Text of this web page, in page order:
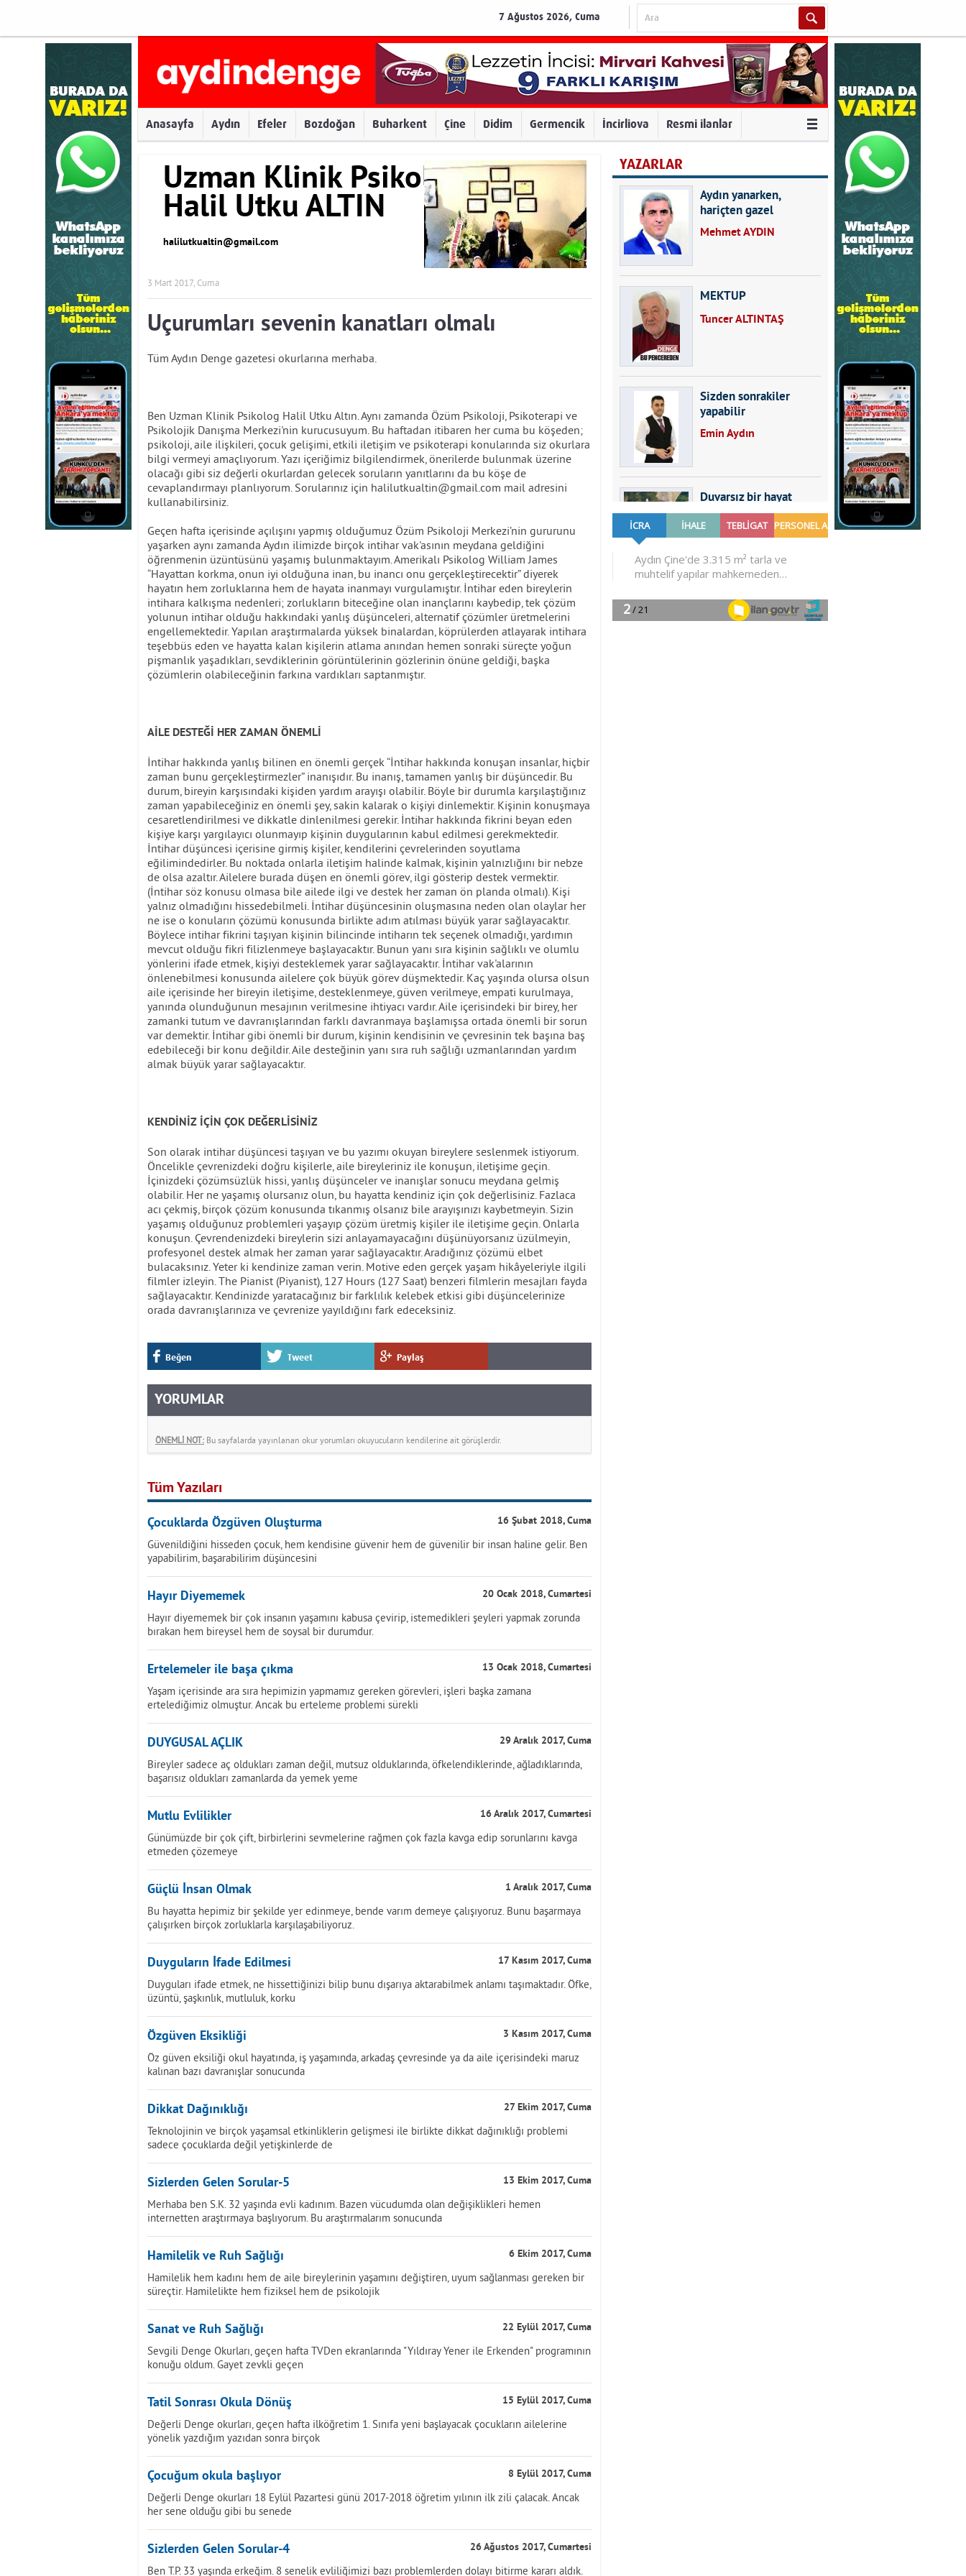
7 Ağustos 2026, Cuma
Anasayfa Aydın Efeler Bozdoğan Buharkent Çine Didim Germencik İncirliova Resmi ilanlar
Uzman Klinik Psikolog
Halil Utku ALTIN
halilutkualtin@gmail.com
3 Mart 2017, Cuma
Uçurumları sevenin kanatları olmalı
Tüm Aydın Denge gazetesi okurlarına merhaba.
Ben Uzman Klinik Psikolog Halil Utku Altın. Aynı zamanda Özüm Psikoloji, Psikoterapi ve
Psikolojik Danışma Merkezi'nin kurucusuyum. Bu haftadan itibaren her cuma bu köşeden;
psikoloji, aile ilişkileri, çocuk gelişimi, etkili iletişim ve psikoterapi konularında siz okurlara
bilgi vermeyi amaçlıyorum. Yazı içeriğimiz bilgilendirmek, önerilerde bulunmak üzerine
olacağı gibi siz değerli okurlardan gelecek soruların yanıtlarını da bu köşe de
cevaplandırmayı planlıyorum. Sorularınız için halilutkualtin@gmail.com mail adresini
kullanabilirsiniz.
Geçen hafta içerisinde açılışını yapmış olduğumuz Özüm Psikoloji Merkezi’nin gururunu
yaşarken aynı zamanda Aydın ilimizde birçok intihar vak'asının meydana geldiğini
öğrenmenin üzüntüsünü yaşamış bulunmaktayım. Amerikalı Psikolog William James
“Hayattan korkma, onun iyi olduğuna inan, bu inancı onu gerçekleştirecektir” diyerek
hayatın hem zorluklarına hem de hayata inanmayı vurgulamıştır. İntihar eden bireylerin
intihara kalkışma nedenleri; zorlukların biteceğine olan inançlarını kaybedip, tek çözüm
yolunun intihar olduğu hakkındaki yanlış düşünceleri, alternatif çözümler üretmelerini
engellemektedir. Yapılan araştırmalarda yüksek binalardan, köprülerden atlayarak intihara
teşebbüs eden ve hayatta kalan kişilerin atlama anından hemen sonraki süreçte yoğun
pişmanlık yaşadıkları, sevdiklerinin görüntülerinin gözlerinin önüne geldiği, başka
çözümlerin olabileceğinin farkına vardıkları saptanmıştır.
AİLE DESTEĞİ HER ZAMAN ÖNEMLİ
İntihar hakkında yanlış bilinen en önemli gerçek “İntihar hakkında konuşan insanlar, hiçbir
zaman bunu gerçekleştirmezler” inanışıdır. Bu inanış, tamamen yanlış bir düşüncedir. Bu
durum, bireyin karşısındaki kişiden yardım arayışı olabilir. Böyle bir durumla karşılaştığınız
zaman yapabileceğiniz en önemli şey, sakin kalarak o kişiyi dinlemektir. Kişinin konuşmaya
cesaretlendirilmesi ve dikkatle dinlenilmesi gerekir. İntihar hakkında fikrini beyan eden
kişiye karşı yargılayıcı olunmayıp kişinin duygularının kabul edilmesi gerekmektedir.
İntihar düşüncesi içerisine girmiş kişiler, kendilerini çevrelerinden soyutlama
eğilimindedirler. Bu noktada onlarla iletişim halinde kalmak, kişinin yalnızlığını bir nebze
de olsa azaltır. Ailelere burada düşen en önemli görev, ilgi gösterip destek vermektir.
(İntihar söz konusu olmasa bile ailede ilgi ve destek her zaman ön planda olmalı). Kişi
yalnız olmadığını hissedebilmeli. İntihar düşüncesinin oluşmasına neden olan olaylar her
ne ise o konuların çözümü konusunda birlikte adım atılması büyük yarar sağlayacaktır.
Böylece intihar fikrini taşıyan kişinin bilincinde intiharın tek seçenek olmadığı, yardımın
mevcut olduğu fikri filizlenmeye başlayacaktır. Bunun yanı sıra kişinin sağlıklı ve olumlu
yönlerini ifade etmek, kişiyi desteklemek yarar sağlayacaktır. İntihar vak'alarının
önlenebilmesi konusunda ailelere çok büyük görev düşmektedir. Kaç yaşında olursa olsun
aile içerisinde her bireyin iletişime, desteklenmeye, güven verilmeye, empati kurulmaya,
yanında olunduğunun mesajının verilmesine ihtiyacı vardır. Aile içerisindeki bir birey, her
zamanki tutum ve davranışlarından farklı davranmaya başlamışsa ortada önemli bir sorun
var demektir. İntihar gibi önemli bir durum, kişinin kendisinin ve çevresinin tek başına baş
edebileceği bir konu değildir. Aile desteğinin yanı sıra ruh sağlığı uzmanlarından yardım
almak büyük yarar sağlayacaktır.
KENDİNİZ İÇİN ÇOK DEĞERLİSİNİZ
Son olarak intihar düşüncesi taşıyan ve bu yazımı okuyan bireylere seslenmek istiyorum.
Öncelikle çevrenizdeki doğru kişilerle, aile bireyleriniz ile konuşun, iletişime geçin.
İçinizdeki çözümsüzlük hissi, yanlış düşünceler ve inanışlar sonucu meydana gelmiş
olabilir. Her ne yaşamış olursanız olun, bu hayatta kendiniz için çok değerlisiniz. Fazlaca
acı çekmiş, birçok çözüm konusunda tıkanmış olsanız bile arayışınızı kaybetmeyin. Sizin
yaşamış olduğunuz problemleri yaşayıp çözüm üretmiş kişiler ile iletişime geçin. Onlarla
konuşun. Çevrendenizdeki bireylerin sizi anlayamayacağını düşünüyorsanız üzülmeyin,
profesyonel destek almak her zaman yarar sağlayacaktır. Aradığınız çözümü elbet
bulacaksınız. Yeter ki kendinize zaman verin. Motive eden gerçek yaşam hikâyeleriyle ilgili
filmler izleyin. The Pianist (Piyanist), 127 Hours (127 Saat) benzeri filmlerin mesajları fayda
sağlayacaktır. Kendinizde yaratacağınız bir farklılık kelebek etkisi gibi düşüncelerinize
orada davranışlarınıza ve çevrenize yayıldığını fark edeceksiniz.
Beğen Tweet Paylaş
YORUMLAR
ÖNEMLİ NOT: Bu sayfalarda yayınlanan okur yorumları okuyucuların kendilerine ait görüşlerdir.
Tüm Yazıları
Çocuklarda Özgüven Oluşturma 16 Şubat 2018, Cuma
Güvenildiğini hisseden çocuk, hem kendisine güvenir hem de güvenilir bir insan haline gelir. Ben
yapabilirim, başarabilirim düşüncesini
Hayır Diyememek 20 Ocak 2018, Cumartesi
Hayır diyememek bir çok insanın yaşamını kabusa çevirip, istemedikleri şeyleri yapmak zorunda
bırakan hem bireysel hem de soysal bir durumdur.
Ertelemeler ile başa çıkma 13 Ocak 2018, Cumartesi
Yaşam içerisinde ara sıra hepimizin yapmamız gereken görevleri, işleri başka zamana
ertelediğimiz olmuştur. Ancak bu erteleme problemi sürekli
DUYGUSAL AÇLIK 29 Aralık 2017, Cuma
Bireyler sadece aç oldukları zaman değil, mutsuz olduklarında, öfkelendiklerinde, ağladıklarında,
başarısız oldukları zamanlarda da yemek yeme
Mutlu Evlilikler 16 Aralık 2017, Cumartesi
Günümüzde bir çok çift, birbirlerini sevmelerine rağmen çok fazla kavga edip sorunlarını kavga
etmeden çözemeye
Güçlü İnsan Olmak 1 Aralık 2017, Cuma
Bu hayatta hepimiz bir şekilde yer edinmeye, bende varım demeye çalışıyoruz. Bunu başarmaya
çalışırken birçok zorluklarla karşılaşabiliyoruz.
Duyguların İfade Edilmesi 17 Kasım 2017, Cuma
Duyguları ifade etmek, ne hissettiğinizi bilip bunu dışarıya aktarabilmek anlamı taşımaktadır. Öfke,
üzüntü, şaşkınlık, mutluluk, korku
Özgüven Eksikliği 3 Kasım 2017, Cuma
Öz güven eksiliği okul hayatında, iş yaşamında, arkadaş çevresinde ya da aile içerisindeki maruz
kalınan bazı davranışlar sonucunda
Dikkat Dağınıklığı 27 Ekim 2017, Cuma
Teknolojinin ve birçok yaşamsal etkinliklerin gelişmesi ile birlikte dikkat dağınıklığı problemi
sadece çocuklarda değil yetişkinlerde de
Sizlerden Gelen Sorular-5 13 Ekim 2017, Cuma
Merhaba ben S.K. 32 yaşında evli kadınım. Bazen vücudumda olan değişiklikleri hemen
internetten araştırmaya başlıyorum. Bu araştırmalarım sonucunda
Hamilelik ve Ruh Sağlığı 6 Ekim 2017, Cuma
Hamilelik hem kadını hem de aile bireylerinin yaşamını değiştiren, uyum sağlanması gereken bir
süreçtir. Hamilelikte hem fiziksel hem de psikolojik
Sanat ve Ruh Sağlığı 22 Eylül 2017, Cuma
Sevgili Denge Okurları, geçen hafta TVDen ekranlarında "Yıldıray Yener ile Erkenden" programının
konuğu oldum. Gayet zevkli geçen
Tatil Sonrası Okula Dönüş 15 Eylül 2017, Cuma
Değerli Denge okurları, geçen hafta ilköğretim 1. Sınıfa yeni başlayacak çocukların ailelerine
yönelik yazdığım yazıdan sonra birçok
Çocuğum okula başlıyor 8 Eylül 2017, Cuma
Değerli Denge okurları 18 Eylül Pazartesi günü 2017-2018 öğretim yılının ilk zili çalacak. Ancak
her sene olduğu gibi bu senede
Sizlerden Gelen Sorular-4 26 Ağustos 2017, Cumartesi
Ben T.P. 33 yaşında erkeğim. 8 senelik evliliğimizi bazı problemlerden dolayı bitirme kararı aldık.
YAZARLAR
Aydın yanarken,
hariçten gazel
okuyarak kalpleri de
Mehmet AYDIN
MEKTUP
Tuncer ALTINTAŞ
Sizden sonrakiler
yapabilir
Emin Aydın
Duvarsız bir hayat
Furkan SARICA
GÜNDEMDE NELER
OLMALI?